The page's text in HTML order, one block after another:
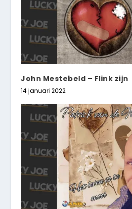
John Mestebeld – Flink zijn
14 januari 2022